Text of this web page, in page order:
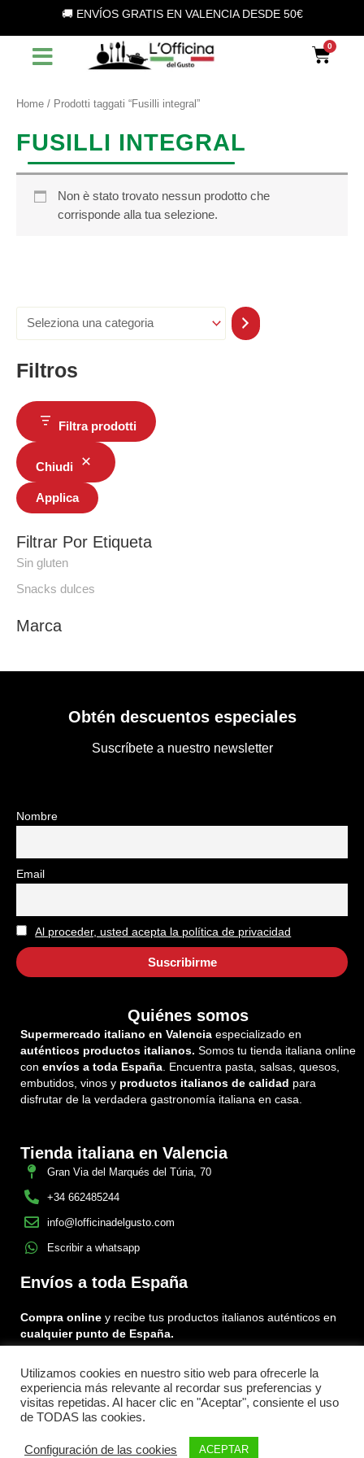
contenuto
🚚 ENVÍOS GRATIS EN VALENCIA DESDE 50€
l
o
u
a
Filtros
Filtra prodotti
Chiudi
Applica
Filtrar Por Etiqueta
Sin gluten
Snacks dulces
Marca
Home / Prodotti taggati “Fusilli integral”
FUSILLI INTEGRAL
Non è stato trovato nessun prodotto che
corrisponde alla tua selezione.
Obtén descuentos especiales
Suscríbete a nuestro newsletter
Nombre
Email
Al proceder, usted acepta la política de privacidad
Quiénes somos
Supermercado italiano en Valencia especializado en
auténticos productos italianos. Somos tu tienda italiana online
con envíos a toda España. Encuentra pasta, salsas, quesos,
embutidos, vinos y productos italianos de calidad para
disfrutar de la verdadera gastronomía italiana en casa.
Tienda italiana en Valencia
Gran Via del Marqués del Túria, 70
+34 662485244
info@lofficinadelgusto.com
Escribir a whatsapp
Envíos a toda España
Compra online y recibe tus productos italianos auténticos en
cualquier punto de España.
Encuéntranos en:
FacebookInstagram
Tiktok
Menu
Utilizamos cookies en nuestro sitio web para ofrecerle la
experiencia más relevante al recordar sus preferencias y
visitas repetidas. Al hacer clic en "Aceptar", consiente el uso
de TODAS las cookies.
Configuración de las cookies ACEPTAR